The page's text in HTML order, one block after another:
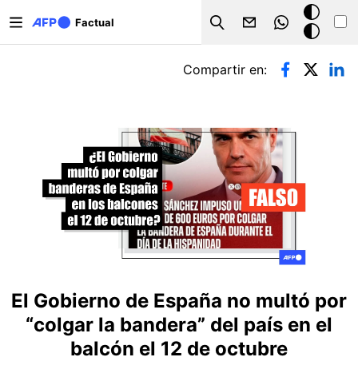
Factual
Search
Modo
oscuro
Solapas principales
Compartir en:
El Gobierno de España no multó por
“colgar la bandera” del país en el
balcón el 12 de octubre